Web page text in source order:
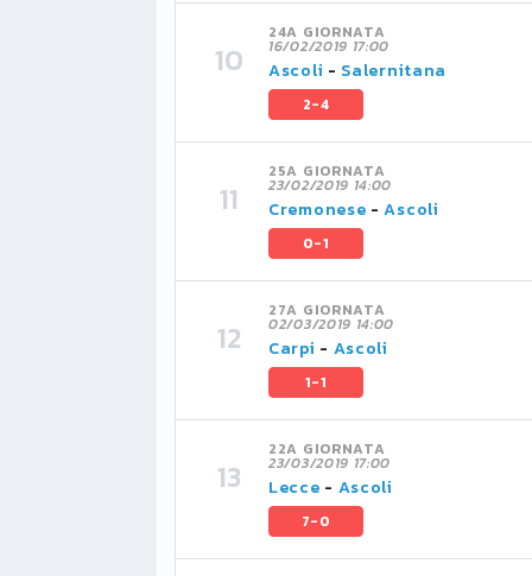
24A GIORNATA
16/02/2019 17:00
Ascoli - Salernitana
2-4
25A GIORNATA
23/02/2019 14:00
Cremonese -Ascoli
0-1
27A GIORNATA
02/03/2019 14:00
Carpi - Ascoli
1-1
22A GIORNATA
23/03/2019 17:00
Lecce - Ascoli
7-0